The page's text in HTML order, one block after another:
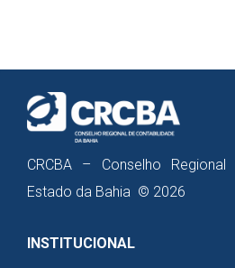
CRCBA – Conselho
Estado da Bahia © 2026
INSTITUCIONAL